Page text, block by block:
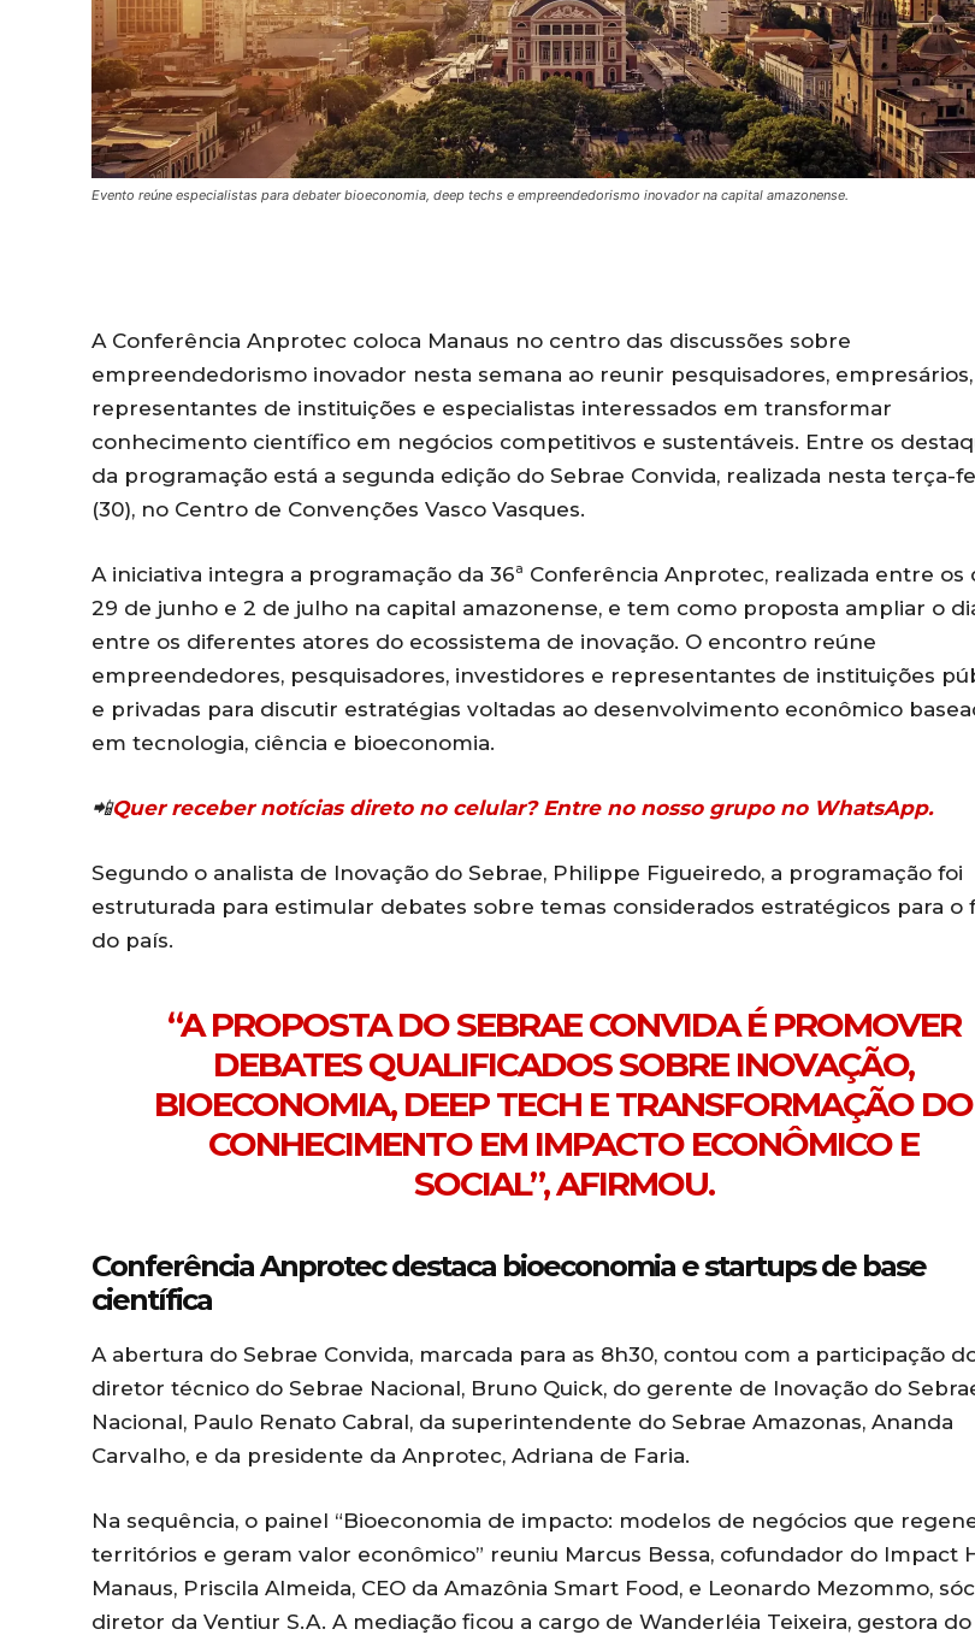
Evento reúne especialistas para debater bioeconomia, deep techs e empreendedorismo inovador na capital amazonense.
A Conferência Anprotec coloca Manaus no centro das discussões sobre
empreendedorismo inovador nesta semana ao reunir pesquisadores, empresários,
representantes de instituições e especialistas interessados em transformar
conhecimento científico em negócios competitivos e sustentáveis. Entre os
da programação está a segunda edição do Sebrae Convida, realizada nesta terça-
(30), no Centro de Convenções Vasco Vasques.
A iniciativa integra a programação da 36ª Conferência Anprotec, realizada entre os
29 de junho e 2 de julho na capital amazonense, e tem como proposta ampliar o
entre os diferentes atores do ecossistema de inovação. O encontro reúne
empreendedores, pesquisadores, investidores e representantes de instituições
e privadas para discutir estratégias voltadas ao desenvolvimento econômico
em tecnologia, ciência e bioeconomia.
📲Quer receber notícias direto no celular? Entre no nosso grupo no WhatsApp.
Segundo o analista de Inovação do Sebrae, Philippe Figueiredo, a programação foi
estruturada para estimular debates sobre temas considerados estratégicos para o
do país.
“A PROPOSTA DO SEBRAE CONVIDA É PROMOVER
DEBATES QUALIFICADOS SOBRE INOVAÇÃO,
BIOECONOMIA, DEEP TECH E TRANSFORMAÇÃO DO
CONHECIMENTO EM IMPACTO ECONÔMICO E
SOCIAL”, AFIRMOU.
Conferência Anprotec destaca bioeconomia e startups de base
científica
A abertura do Sebrae Convida, marcada para as 8h30, contou com a participação
diretor técnico do Sebrae Nacional, Bruno Quick, do gerente de Inovação do
Nacional, Paulo Renato Cabral, da superintendente do Sebrae Amazonas, Ananda
Carvalho, e da presidente da Anprotec, Adriana de Faria.
Na sequência, o painel “Bioeconomia de impacto: modelos de negócios que
territórios e geram valor econômico” reuniu Marcus Bessa, cofundador do Impact
Manaus, Priscila Almeida, CEO da Amazônia Smart Food, e Leonardo Mezommo,
diretor da Ventiur S.A. A mediação ficou a cargo de Wanderléia Teixeira, gestora do